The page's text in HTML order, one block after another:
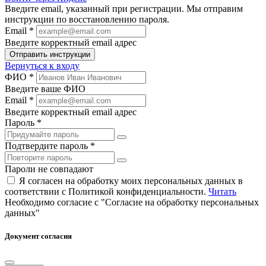
Введите email, указанный при регистрации. Мы отправим
инструкции по восстановлению пароля.
Email *
Введите корректный email адрес
Отправить инструкции
Вернуться к входу
ФИО *
Введите ваше ФИО
Email *
Введите корректный email адрес
Пароль *
Подтвердите пароль *
Пароли не совпадают
Я согласен на обработку моих персональных данных в
соответствии с Политикой конфиденциальности. Читать
Необходимо согласие с "Согласие на обработку персональных
данных"
Документ согласия